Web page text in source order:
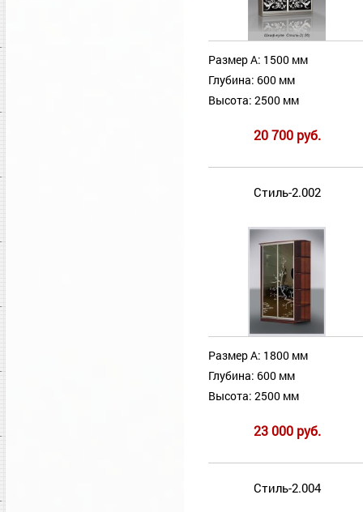
Размер А: 1500 мм
Глубина: 600 мм
Высота: 2500 мм
20 700 руб.
Стиль-2.002
Размер А: 1800 мм
Глубина: 600 мм
Высота: 2500 мм
23 000 руб.
Стиль-2.004